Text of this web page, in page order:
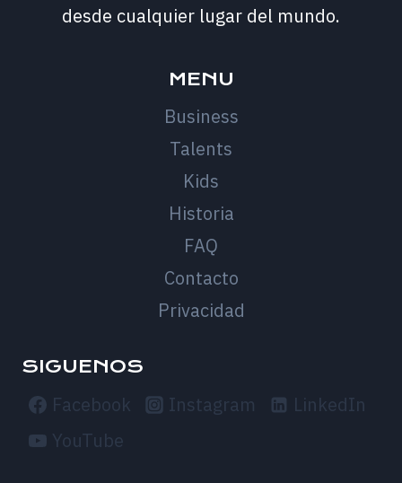
desde cualquier lugar del mundo.
MENU
Business
Talents
Kids
Historia
FAQ
Contacto
Privacidad
SIGUENOS
Facebook Instagram
LinkedIn
YouTube